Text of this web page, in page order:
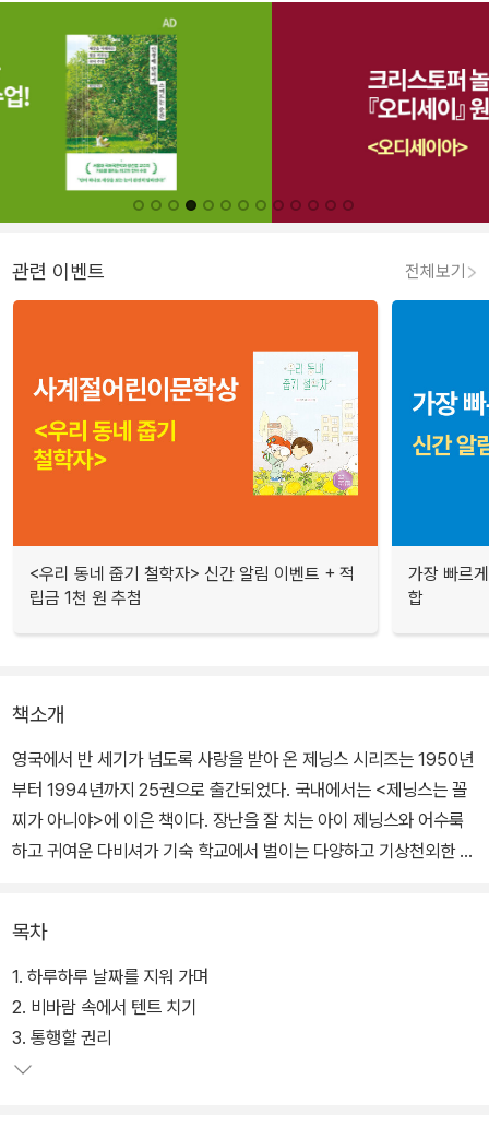
관련 이벤트 전체보기
<우리 동네 줍기 철학자> 신간 알림 이벤트 + 적
립금 1천 원 추첨
가장 빠르
합
책소개
영국에서 반 세기가 넘도록 사랑을 받아 온 제닝스 시리즈는 1950년
부터 1994년까지 25권으로 출간되었다. 국내에서는 <제닝스는 꼴
찌가 아니야>에 이은 책이다. 장난을 잘 치는 아이 제닝스와 어수룩
하고 귀여운 다비셔가 기숙 학교에서 벌이는 다양하고 기상천외한 말
제닝스는 에마라는 여자 아이와 함께 에마가 키우던 동물들을 보호하
기 위해 일을 꾸민다. 책에는 동물보호문제를 주제로 동물도 사람처
럼 존중받아야 한다는 주장이 녹아 있다. 조그만 동물 한 마리조차 기
를 수 없는 도시, 동네 사람들의 이기주의를 특유의 해학으로 비판한
목차
1. 하루하루 날짜를 지워 가며
2. 비바람 속에서 텐트 치기
3. 통행할 권리